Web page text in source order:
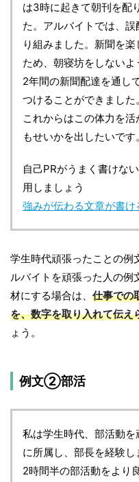
は3時に起きて朝刊を配
た。アルバイトでは、
り組みました。新聞を
ため、朝寝坊をしないよ
2年間の新聞配達を通し
つけることができました。
これからはこの体力を
もせいかを出したいです。
自己PRがうまく書けな
用しましょう
強みが伝わる文章が書
学生時代頑張ったことの例
ルバイトを頑張った人の例
材にする場合は、 仕事での
を、数字を取り入れて伝え
ょう。
例文②部活
私は学生時代、部活動
に所属し、部長を経験
2時間半の部活動をより